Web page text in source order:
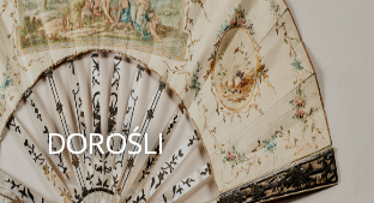
DOROŚLI